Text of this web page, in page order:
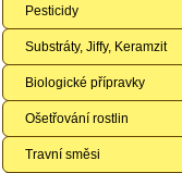
Pesticidy
Substráty, Jiffy, Keramzit
Biologické přípravky
Ošetřování rostlin
Travní směsi